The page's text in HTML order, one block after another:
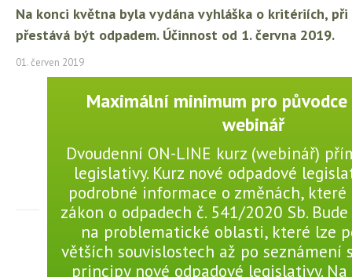
Na konci května byla vydána vyhláška o kritériích,
přestává být odpadem. Účinnost od 1. června 2019.
01. červen 2019
Maximální minimum pro původce
webinář
Dvoudenní ON-LINE kurz (webinář)
legislativy. Kurz nové odpadové
podrobné informace o změnách,
zákon o odpadech č. 541/2020 Sb.
na problematické oblasti, které lze
větších souvislostech až po seznámení
principy nové odpadové legislativy.